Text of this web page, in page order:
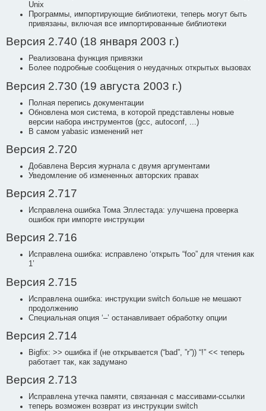
Unix
Программы, импортирующие библиотеки, теперь могут быть
привязаны, включая все импортированные библиотеки
Версия 2.740 (18 января 2003 г.)
Реализована функция привязки
Более подробные сообщения о неудачных открытых вызовах
Версия 2.730 (19 августа 2003 г.)
Полная перепись документации
Обновлена моя система, в которой представлены новые
версии набора инструментов (gcc, autoconf, ...)
В самом yabasic изменений нет
Версия 2.720
Добавлена Версия журнала с двумя аргументами
Уведомление об измененных авторских правах
Версия 2.717
Исправлена ошибка Тома Эллестада: улучшена проверка
ошибок при импорте инструкции
Версия 2.716
Исправлена ошибка: исправлено ‘открыть “foo” для чтения как
1’
Версия 2.715
Исправлена ошибка: инструкции switch больше не мешают
продолжению
Специальная опция ‘–’ останавливает обработку опции
Версия 2.714
Bigfix: >> ошибка if (не открывается (“bad”, ”r”)) “!” << теперь
работает так, как задумано
Версия 2.713
Исправлена утечка памяти, связанная с массивами-ссылки
теперь возможен возврат из инструкции switch